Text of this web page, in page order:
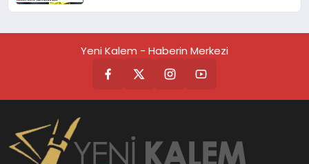
Yeni Kalem - Haberin Merkezi